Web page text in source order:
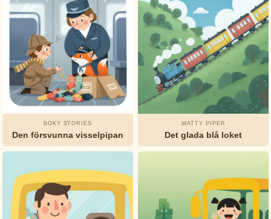
H.C.
Andersen
Jeanne-
Marie
Leprince
de
Beaumont
L.
Baum
Munro
Leaf
BOKY STORIES
Den försvunna visselpipan
WATTY PIPER
Det glada blå loket